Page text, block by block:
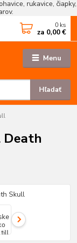
rukavice, čiapky,
Menu
Hľadať
0 ks
za 0,00 €
Death